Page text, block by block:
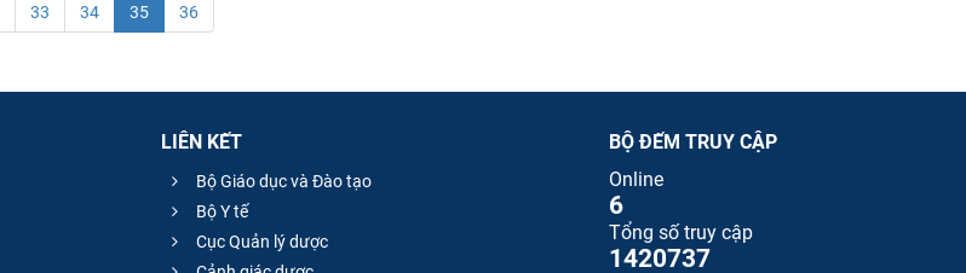
33 34 35 36
LIÊN KẾT
Bộ Giáo dục và Đào tạo
Bộ Y tế
Cục Quản lý dược
BỘ ĐẾM TRUY CẬP
Online
6
Tổng số truy cập
1420737